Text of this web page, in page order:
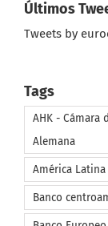
Últimos
Tweets by
Tags
Alemana
América Latina
Banco